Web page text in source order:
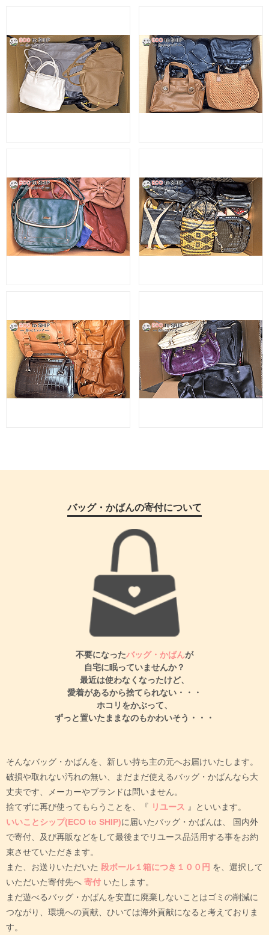
バッグ・かばんの寄付について
不要になったバッグ・かばんが
自宅に眠っていませんか？
最近は使わなくなったけど、
愛着があるから捨てられない・・・
ホコリをかぶって、
ずっと置いたままなのもかわいそう・・・
そんなバッグ・かばんを、新しい持ち主の元へお届けいたします。
破損や取れない汚れの無い、まだまだ使えるバッグ・かばんなら大
丈夫です、メーカーやブランドは問いません。
捨てずに再び使ってもらうことを、『 リユース 』といいます。
いいことシップ(ECO to SHIP)に届いたバッグ・かばんは、
国内外
で寄付、及び再販などをして最後までリユース品活用する事をお約
束させていただきます。
また、お送りいただいた 段ボール１箱につき１００円 を、選択して
いただいた寄付先へ 寄付 いたします。
まだ遊べるバッグ・かばんを安直に廃棄しないことはゴミの削減に
つながり、環境への貢献、ひいては海外貢献になると考えておりま
す。